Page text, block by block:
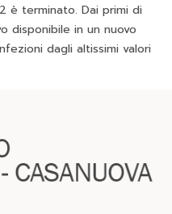
è terminato. Dai primi di
disponibile in un nuovo
dagli altissimi valori